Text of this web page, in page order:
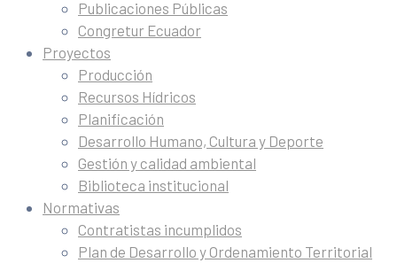
Publicaciones Públicas
Congretur Ecuador
Proyectos
Producción
Recursos Hídricos
Planificación
Desarrollo Humano, Cultura y Deporte
Gestión y calidad ambiental
Biblioteca institucional
Normativas
Contratistas incumplidos
Plan de Desarrollo y Ordenamiento Territorial